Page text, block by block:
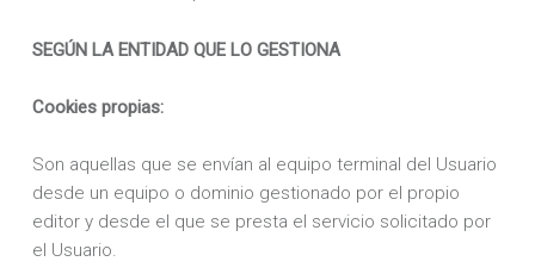
SEGÚN LA ENTIDAD QUE LO GESTIONA
Cookies propias:
Son aquellas que se envían al equipo terminal del Usuario
desde un equipo o dominio gestionado por el propio
editor y desde el que se presta el servicio solicitado por
el Usuario.